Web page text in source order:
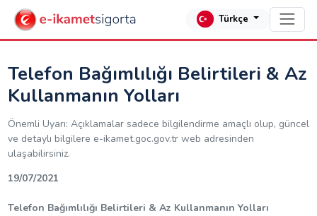
Türkçe
Telefon Bağımlılığı Belirtileri & Az
Kullanmanın Yolları
Önemli Uyarı: Açıklamalar sadece bilgilendirme amaçlı olup, güncel
ve detaylı bilgilere e-ikamet.goc.gov.tr web adresinden
ulaşabilirsiniz.
19/07/2021
Telefon Bağımlılığı Belirtileri & Az Kullanmanın Yolları